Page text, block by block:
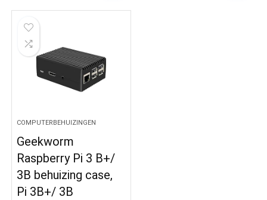
COMPUTERBEHUIZINGEN
Geekworm
Raspberry Pi 3 B+/
3B behuizing case,
Pi 3B+/ 3B